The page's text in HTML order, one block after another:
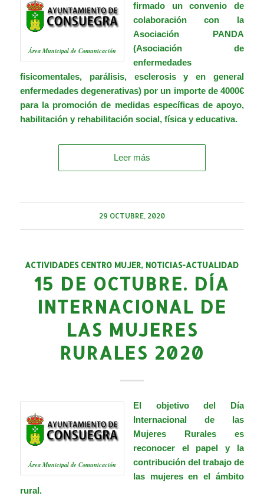
Área Municipal de Comunicación
firmado un convenio de
colaboración con la
Asociación PANDA
(Asociación de
enfermedades
fisicomentales, parálisis, esclerosis y en general
enfermedades degenerativas) por un importe de 4000€
para la promoción de medidas específicas de apoyo,
habilitación y rehabilitación social, física y educativa.
Leer más
29 OCTUBRE, 2020
ACTIVIDADES CENTRO MUJER, NOTICIAS-ACTUALIDAD
15 DE OCTUBRE. DÍA
INTERNACIONAL DE
LAS MUJERES
RURALES 2020
Área Municipal de Comunicación
El objetivo del Día
Internacional de las
Mujeres Rurales es
reconocer el papel y la
contribución del trabajo de
las mujeres en el ámbito
rural.